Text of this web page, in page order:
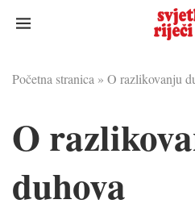
Početna stranica » O razlikovanju
O
duhova